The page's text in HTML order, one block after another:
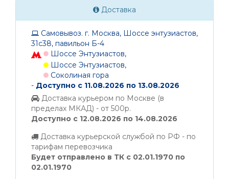
Доставка
Самовывоз. г. Москва, Шоссе энтузиастов,
31с38, павильон Б-4
Шоссе Энтузиастов,
Шоссе Энтузиастов,
Соколиная гора
- Доступно с 11.08.2026 по 13.08.2026
Доставка курьером по Москве (в
пределах МКАД) - от 500р.
Доступно с 12.08.2026 по 14.08.2026
Доставка курьерской службой по РФ - по
тарифам перевозчика
Будет отправлено в ТК с 02.01.1970 по
02.01.1970